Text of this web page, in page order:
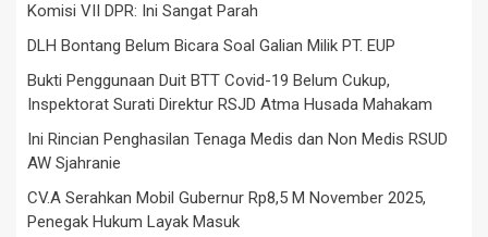
Komisi VII DPR: Ini Sangat Parah
DLH Bontang Belum Bicara Soal Galian Milik PT. EUP
Bukti Penggunaan Duit BTT Covid-19 Belum Cukup,
Inspektorat Surati Direktur RSJD Atma Husada Mahakam
Ini Rincian Penghasilan Tenaga Medis dan Non Medis RSUD
AW Sjahranie
CV.A Serahkan Mobil Gubernur Rp8,5 M November 2025,
Penegak Hukum Layak Masuk